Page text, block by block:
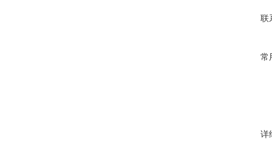
联
常
详